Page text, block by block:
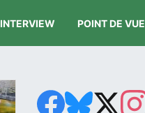
INTERVIEW POINT DE VUE